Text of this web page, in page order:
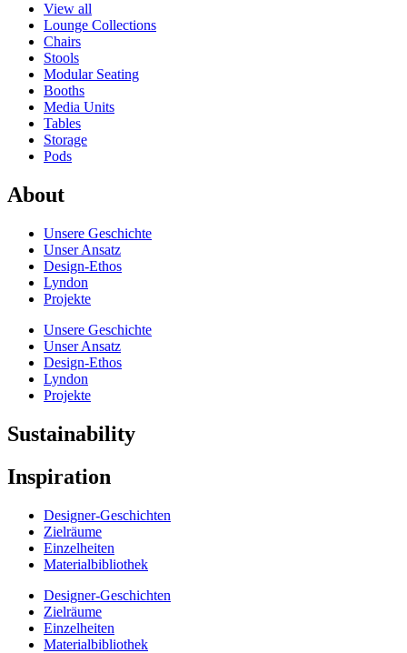
View all
Lounge Collections
Chairs
Stools
Modular Seating
Booths
Media Units
Tables
Storage
Pods
About
Unsere Geschichte
Unser Ansatz
Design-Ethos
Lyndon
Projekte
Unsere Geschichte
Unser Ansatz
Design-Ethos
Lyndon
Projekte
Sustainability
Inspiration
Designer-Geschichten
Zielräume
Einzelheiten
Materialbibliothek
Designer-Geschichten
Zielräume
Einzelheiten
Materialbibliothek